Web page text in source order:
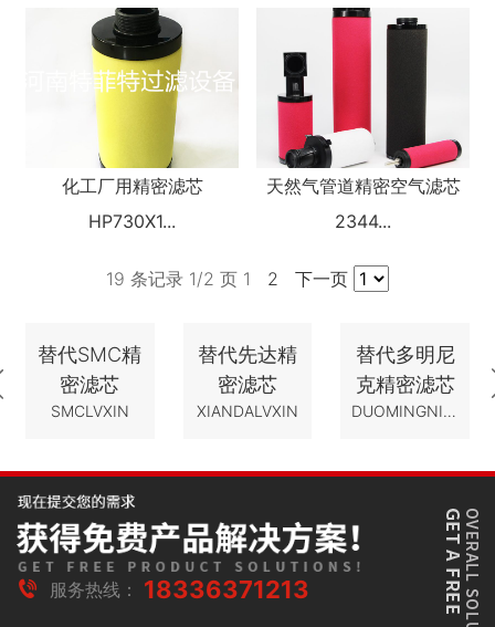
化工厂用精密滤芯
HP730X1...
天然气管道精密空气滤芯
2344...
19 条记录 1/2 页 1 2 下一页
替代SMC精
密滤芯
SMCLVXIN
替代先达精
密滤芯
XIANDALVXIN
替代多明尼
克精密滤芯
DUOMINGNIKELVXIN
服务热线： 18336371213